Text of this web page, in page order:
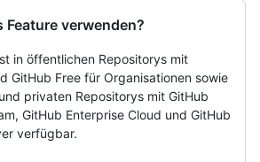
Feature verwenden?
in öffentlichen Repositorys mit
GitHub Free für Organisationen sowie
privaten Repositorys mit GitHub
GitHub Enterprise Cloud und GitHub
verfügbar.